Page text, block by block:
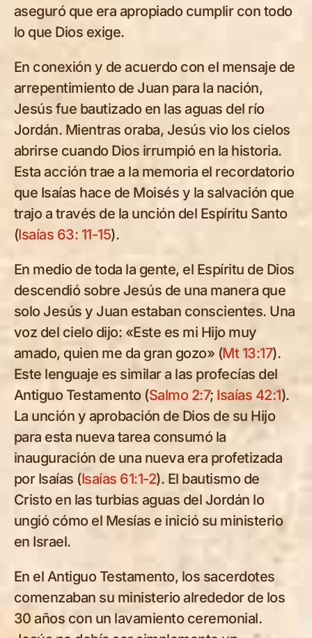
aseguró que era apropiado cumplir con todo
lo que Dios exige.
En conexión y de acuerdo con el mensaje de
arrepentimiento de Juan para la nación,
Jesús fue bautizado en las aguas del río
Jordán. Mientras oraba, Jesús vio los cielos
abrirse cuando Dios irrumpió en la historia.
Esta acción trae a la memoria el recordatorio
que Isaías hace de Moisés y la salvación que
trajo a través de la unción del Espíritu Santo
(Isaías 63: 11-15).
En medio de toda la gente, el Espíritu de Dios
descendió sobre Jesús de una manera que
solo Jesús y Juan estaban conscientes. Una
voz del cielo dijo: «Este es mi Hijo muy
amado, quien me da gran gozo» (Mt 13:17).
Este lenguaje es similar a las profecías del
Antiguo Testamento (Salmo 2:7; Isaías 42:1).
La unción y aprobación de Dios de su Hijo
para esta nueva tarea consumó la
inauguración de una nueva era profetizada
por Isaías (Isaías 61:1-2). El bautismo de
Cristo en las turbias aguas del Jordán lo
ungió cómo el Mesías e inició su ministerio
en Israel.
En el Antiguo Testamento, los sacerdotes
comenzaban su ministerio alrededor de los
30 años con un lavamiento ceremonial.